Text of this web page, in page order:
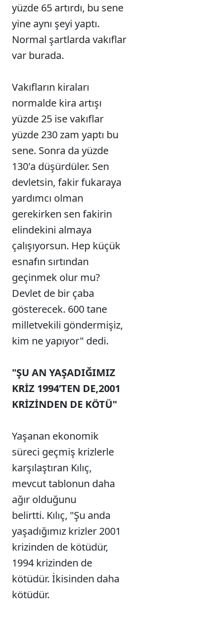
yüzde 65 artırdı, bu sene
yine aynı şeyi yaptı.
Normal şartlarda vakıflar
var burada.
Vakıfların kiraları
normalde kira artışı
yüzde 25 ise vakıflar
yüzde 230 zam yaptı bu
sene. Sonra da yüzde
130'a düşürdüler. Sen
devletsin, fakir fukaraya
yardımcı olman
gerekirken sen fakirin
elindekini almaya
çalışıyorsun. Hep küçük
esnafın sırtından
geçinmek olur mu?
Devlet de bir çaba
gösterecek. 600 tane
milletvekili göndermişiz,
kim ne yapıyor" dedi.
"ŞU AN YAŞADIĞIMIZ
KRİZ 1994’TEN DE,2001
KRİZİNDEN DE KÖTÜ"
Yaşanan ekonomik
süreci geçmiş krizlerle
karşılaştıran Kılıç,
mevcut tablonun daha
ağır olduğunu
belirtti. Kılıç, "Şu anda
yaşadığımız krizler 2001
krizinden de kötüdür,
1994 krizinden de
kötüdür. İkisinden daha
kötüdür.